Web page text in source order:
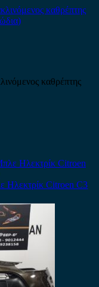
καθρέπτης
Ηλεκτρίκ Citroen C3